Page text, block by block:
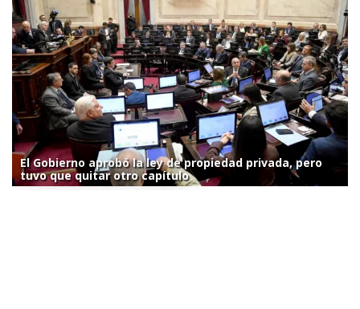
El Gobierno aprobó la ley de propiedad privada, pero
tuvo que quitar otro capítulo